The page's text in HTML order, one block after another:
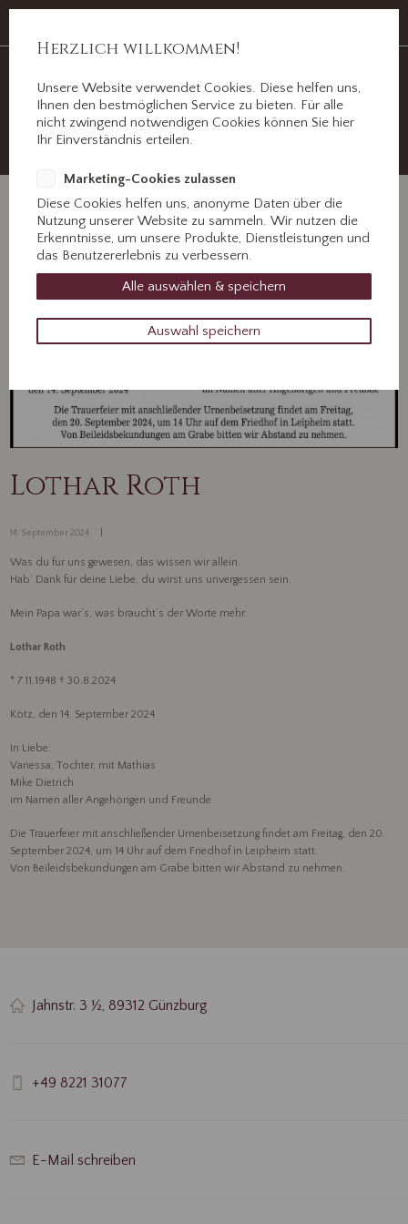
+49 8221 31077
Lothar Roth
14. September 2024
Was du für uns gewesen, das wissen wir allein.
Hab‘ Dank für deine Liebe, du wirst uns unvergessen sein.
Mein Papa war‘s, was braucht‘s der Worte mehr.
Lothar Roth
* 7.11.1948 † 30.8.2024
Kötz, den 14. September 2024
In Liebe:
Vanessa, Tochter, mit Mathias
Mike Dietrich
im Namen aller Angehörigen und Freunde
Die Trauerfeier mit anschließender Urnenbeisetzung findet am Freitag, den 20.
September 2024, um 14 Uhr auf dem Friedhof in Leipheim statt.
Von Beileidsbekundungen am Grabe bitten wir Abstand zu nehmen.
Jahnstr. 3 ½, 89312 Günzburg
+49 8221 31077
E-Mail schreiben
Herzlich willkommen!
Unsere Website verwendet Cookies. Diese helfen uns,
Ihnen den bestmöglichen Service zu bieten. Für alle
nicht zwingend notwendigen Cookies können Sie hier
Ihr Einverständnis erteilen.
Marketing-Cookies zulassen
Diese Cookies helfen uns, anonyme Daten über die
Nutzung unserer Website zu sammeln. Wir nutzen die
Erkenntnisse, um unsere Produkte, Dienstleistungen und
das Benutzererlebnis zu verbessern.
Alle auswählen & speichern
Auswahl speichern